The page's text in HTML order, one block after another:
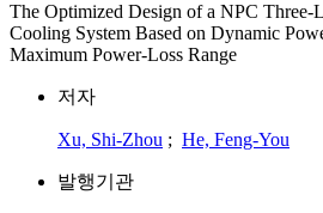
The Optimized Design of a NPC
Cooling System Based on Dynamic
Maximum Power-Loss Range
저자
Xu, Shi-Zhou ; He, Feng-You
발행기관